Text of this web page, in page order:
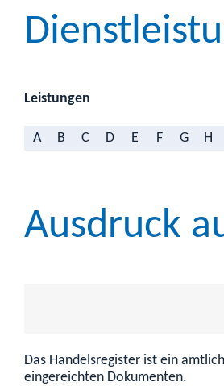
Leistungen
A B C D E F G H
Ausdruck
Das Handelsregister ist ein
eingereichten Dokumenten.